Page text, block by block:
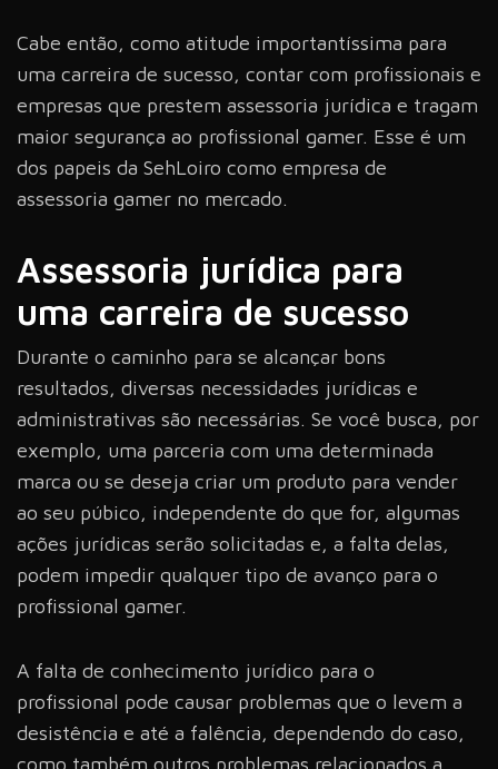
Cabe então, como atitude importantíssima para
uma carreira de sucesso, contar com profissionais e
empresas que prestem assessoria jurídica e tragam
maior segurança ao profissional gamer. Esse é um
dos papeis da SehLoiro como empresa de
assessoria gamer no mercado.
Assessoria jurídica para
uma carreira de sucesso
Durante o caminho para se alcançar bons
resultados, diversas necessidades jurídicas e
administrativas são necessárias. Se você busca, por
exemplo, uma parceria com uma determinada
marca ou se deseja criar um produto para vender
ao seu púbico, independente do que for, algumas
ações jurídicas serão solicitadas e, a falta delas,
podem impedir qualquer tipo de avanço para o
profissional gamer.
A falta de conhecimento jurídico para o
profissional pode causar problemas que o levem a
desistência e até a falência, dependendo do caso,
como também outros problemas relacionados a